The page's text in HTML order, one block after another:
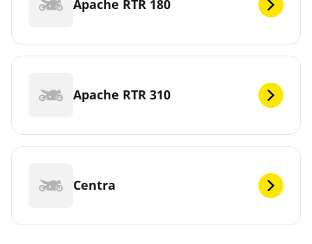
Apache RTR 180
Apache RTR 310
Centra